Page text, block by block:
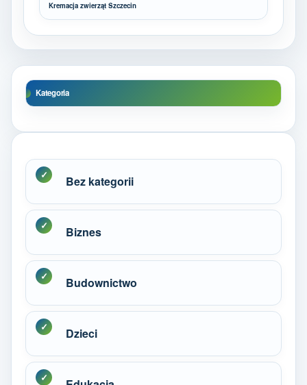
Kremacja zwierząt Szczecin
Kategoria
Bez kategorii
Biznes
Budownictwo
Dzieci